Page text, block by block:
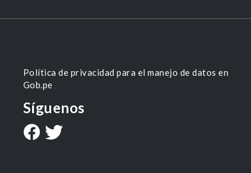
Política de privacidad para el manejo de datos en
Gob.pe
Síguenos